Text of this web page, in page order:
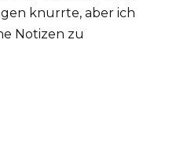
knurrte, aber ich
Notizen zu